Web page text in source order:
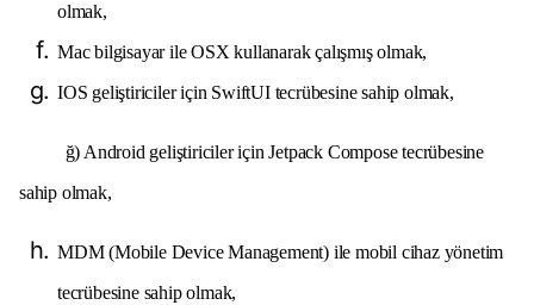
olmak,
Mac bilgisayar ile OSX kullanarak çalışmış olmak,
IOS geliştiriciler için SwiftUI tecrübesine sahip olmak,
ğ) Android geliştiriciler için Jetpack Compose tecrübesine
sahip olmak,
MDM (Mobile Device Management) ile mobil cihaz yönetim
tecrübesine sahip olmak,